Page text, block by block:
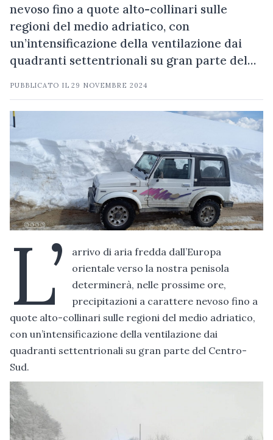
nevoso fino a quote alto-collinari sulle
regioni del medio adriatico, con
un’intensificazione della ventilazione dai
quadranti settentrionali su gran parte del…
PUBBLICATO IL29 NOVEMBRE 2024
L’
arrivo di aria fredda dall’Europa
orientale verso la nostra penisola
determinerà, nelle prossime ore,
precipitazioni a carattere nevoso fino a
quote alto-collinari sulle regioni del medio adriatico,
con un’intensificazione della ventilazione dai
quadranti settentrionali su gran parte del Centro-
Sud.